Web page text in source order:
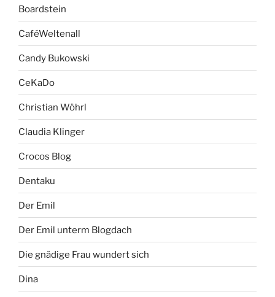
Boardstein
CaféWeltenall
Candy Bukowski
CeKaDo
Christian Wöhrl
Claudia Klinger
Crocos Blog
Dentaku
Der Emil
Der Emil unterm Blogdach
Die gnädige Frau wundert sich
Dina